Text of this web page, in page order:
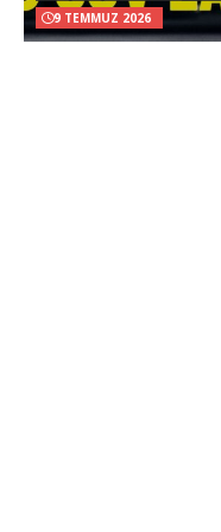
9 TEMMUZ 2026